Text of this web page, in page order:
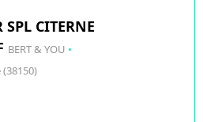
SPL CITERNE
BERT & YOU •
(38150)